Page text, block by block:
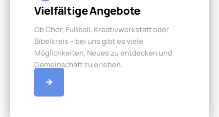
Vielfältige Angebote
Ob Chor, Fußball, Kreativwerkstatt oder
Bibelkreis – bei uns gibt es viele
Möglichkeiten, Neues zu entdecken und
Gemeinschaft zu erleben.